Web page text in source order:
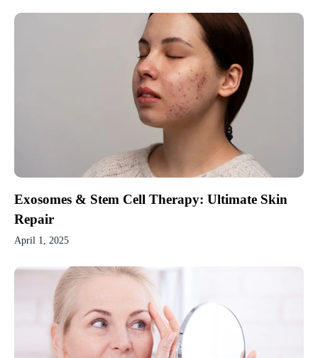
Exosomes & Stem Cell Therapy: Ultimate Skin
Repair
April 1, 2025